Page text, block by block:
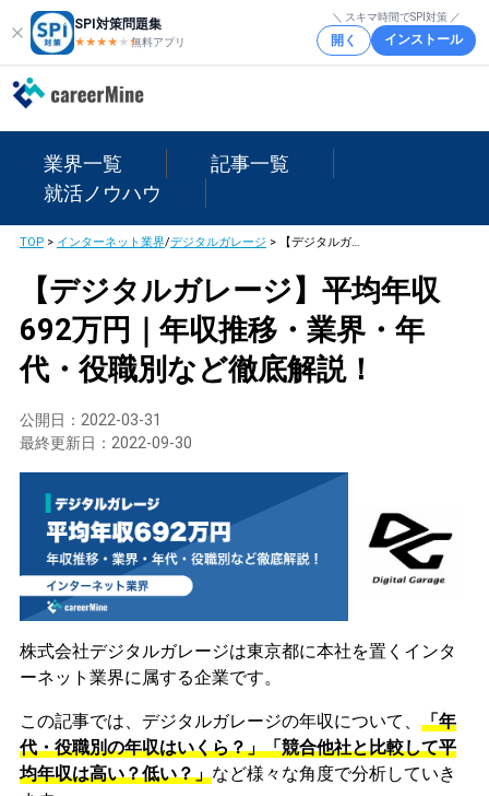
SPI対策問題集
★★★★ ★★
無料アプリ
＼ スキマ時間でSPI対策 ／
開く インストール
業界一覧
記事一覧
就活ノウハウ
TOP> インターネット業界/デジタルガレージ > 【デジタルガレージ】平均年収692万円｜年収推移・業界・年代・役職別など徹底解説！
【デジタルガレージ】平均年収
692万円｜年収推移・業界・年
代・役職別など徹底解説！
公開日： 2022-03-31
最終更新日： 2022-09-30
株式会社デジタルガレージは東京都に本社を置くインタ
ーネット業界に属する企業です。
この記事では、デジタルガレージの年収について、 「年
代・役職別の年収はいくら？」「競合他社と比較して平
均年収は高い？低い？」など様々な角度で分析していき